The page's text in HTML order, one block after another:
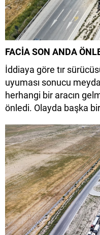
FACİA SON ANDA
İddiaya göre tır
uyuması sonucu
herhangi bir aracın
önledi. Olayda başka